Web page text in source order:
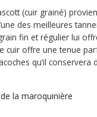
(cuir grainé)
des meilleures
fin et régulier lui
cuir offre une tenue
qu’il conservera
la maroquinière